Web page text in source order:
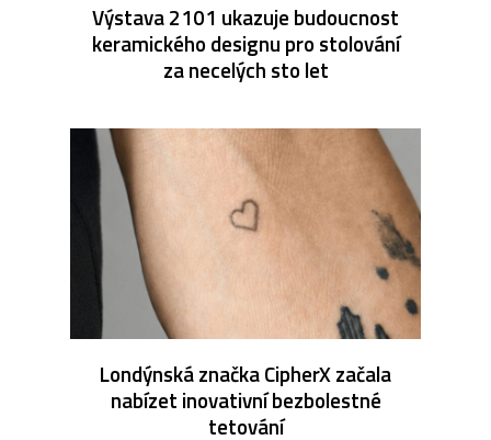
Výstava 2101 ukazuje budoucnost
keramického designu pro stolování
za necelých sto let
Londýnská značka CipherX začala
nabízet inovativní bezbolestné
tetování